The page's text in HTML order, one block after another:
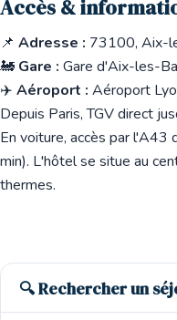
Accès &
📌 Adresse : 73100, Aix-
🚂 Gare : Gare d'Aix-les-
✈️ Aéroport : Aéroport
Depuis Paris, TGV direct
En voiture, accès par l'A43
min). L'hôtel se situe au
thermes.
🔍 Rechercher un